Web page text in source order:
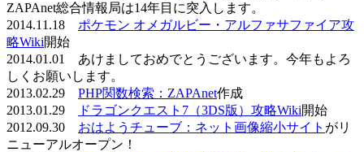
ZAPAnet総合情報局は14年目に突入します。
2014.11.18 ポケモン オメガルビー・アルファサファイア攻
略Wiki開始
2014.01.01 あけましておめでとうございます。今年もよろ
しくお願いします。
2013.02.29 PHP関数検索：ZAPAnet作成
2013.01.29
ドラゴンクエスト7（3DS版）攻略Wiki開始
2012.09.30 おはようチューブ：ネット画像縮小サイト がリ
ニューアルオープン！